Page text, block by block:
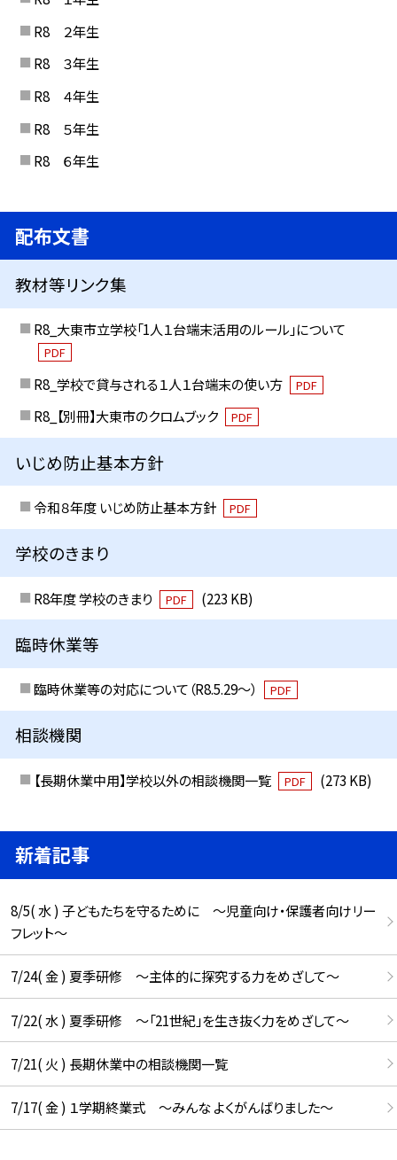
R8 ２年生
R8 ３年生
R8 ４年生
R8 ５年生
R8 ６年生
配布文書
教材等リンク集
R8_大東市立学校「1人１台端末活用のルール」について
PDF
R8_学校で貸与される１人１台端末の使い方 PDF
R8_【別冊】大東市のクロムブック PDF
いじめ防止基本方針
令和８年度 いじめ防止基本方針 PDF
学校のきまり
R8年度 学校のきまり PDF (223 KB)
臨時休業等
臨時休業等の対応について（R8.5.29～） PDF
相談機関
【長期休業中用】学校以外の相談機関一覧 PDF (273 KB)
新着記事
8/5( 水 ) 子どもたちを守るために ～児童向け・保護者向けリー
フレット～
7/24( 金 ) 夏季研修 ～主体的に探究する力をめざして～
7/22( 水 ) 夏季研修 ～「21世紀」を生き抜く力をめざして～
7/21( 火 ) 長期休業中の相談機関一覧
7/17( 金 ) １学期終業式 ～みんな よくがんばりました～